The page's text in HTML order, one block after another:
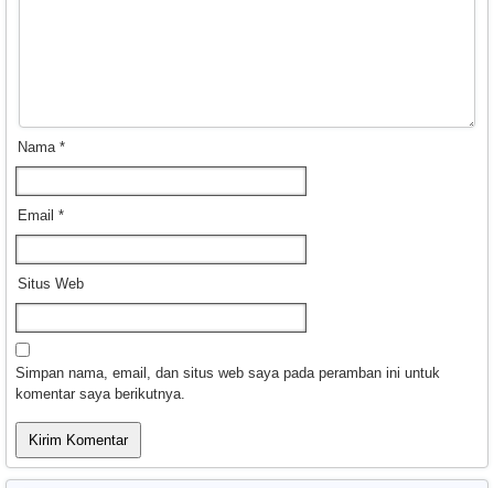
Nama *
Email *
Situs Web
Simpan nama, email, dan situs web saya pada peramban ini untuk
komentar saya berikutnya.